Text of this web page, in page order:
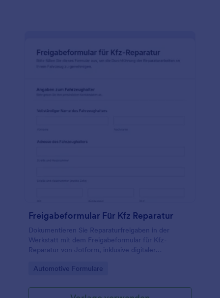
Freigabeformular Für Kfz Reparatur
Dokumentieren Sie Reparaturfreigaben in der
Werkstatt mit dem Freigabeformular für Kfz-
Reparatur von Jotform, inklusive digitaler
verwalteten Formular-Antworten.
Go to Category:
Automotive Formulare